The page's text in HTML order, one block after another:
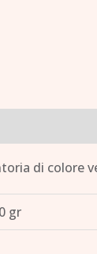
di colore
gr